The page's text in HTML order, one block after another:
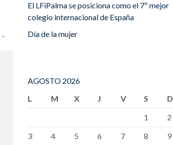
*
El LFiPalma se posiciona como el 7º mejor
colegio internacional de España
Día de la mujer
AGOSTO 2026
L
M X J V S
D
1
2
3
4 5 6 7 8
9